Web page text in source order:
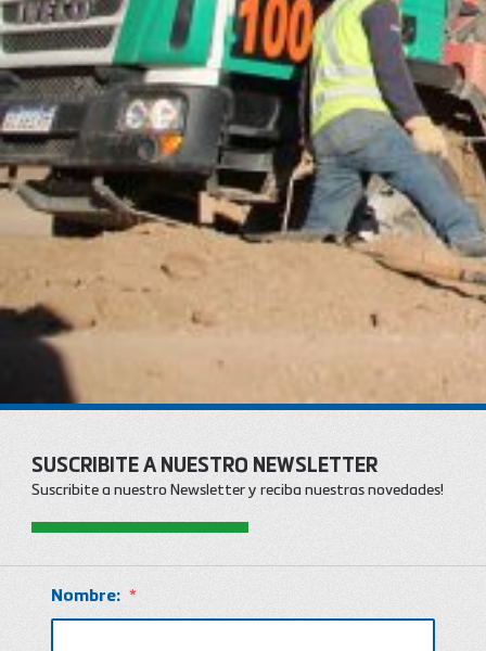
SUSCRIBITE A NUESTRO NEWSLETTER
Suscribite a nuestro Newsletter y reciba nuestras novedades!
Nombre: *